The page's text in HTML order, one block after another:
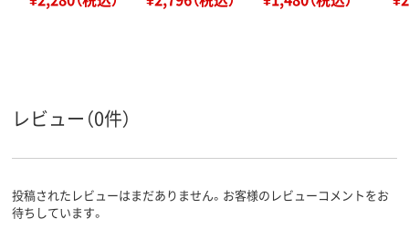
レビュー（0件）
投稿されたレビューはまだありません。お客様のレビューコメントをお
待ちしています。